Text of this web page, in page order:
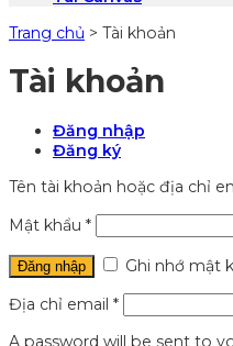
Trang chủ > Tài khoản
Tài khoản
Đăng nhập
Đăng ký
Tên tài khoản hoặc địa chỉ
Mật khẩu *
Đăng nhập Ghi nhớ mật
Địa chỉ email *
A password will be sent to